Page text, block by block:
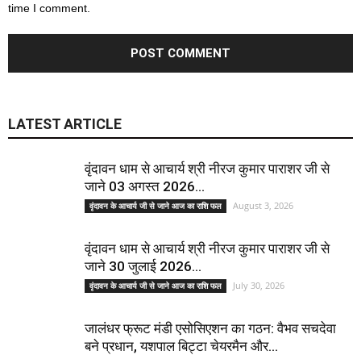
time I comment.
LATEST ARTICLE
वृंदावन धाम से आचार्य श्री नीरज कुमार पाराशर जी से
जाने 03 अगस्त 2026...
वृंदावन के आचार्य जी से जाने आज का राशि फल August 3, 2026
वृंदावन धाम से आचार्य श्री नीरज कुमार पाराशर जी से
जाने 30 जुलाई 2026...
वृंदावन के आचार्य जी से जाने आज का राशि फल July 30, 2026
जालंधर फ्रूट मंडी एसोसिएशन का गठन: वैभव सचदेवा
बने प्रधान, यशपाल बिट्टा चेयरमैन और...